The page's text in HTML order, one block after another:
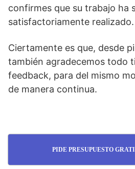
confirmes que su trabajo ha
satisfactoriamente realizado.
Ciertamente es que, desde
también agradecemos todo
feedback, para del mismo
de manera continua.
PIDE PRESUPUESTO